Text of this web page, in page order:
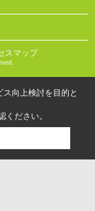
スマップ
向上検討を目的と
ください。